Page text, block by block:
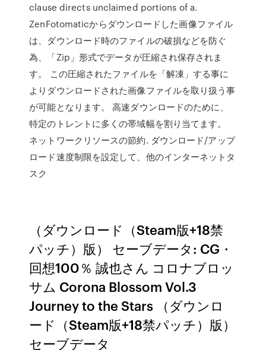
clause directs unclaimed portions of a.
ZenFotomaticからダウンロードした画像ファイル
は、ダウンロード時のファイルの破損などを防ぐ
為、「Zip」形式でデータが圧縮され保存されま
す。 この圧縮されたファイルを「解凍」する事に
よりダウンロードされた画像ファイルを取り扱う事
が可能となります。 高速ダウンロードのために、
特定のトレントに多くの帯域幅を割り当てます。
ネットワークリソースの節約. ダウンロード/アップ
ロード速度制限を設定して、他のインターネットタ
スク
（ダウンロード（Steam版+18禁
パッチ）版） セーブデータ: CG・
回想100％ 誠也さん コロナブロッ
サム Corona Blossom Vol.3
Journey to the Stars （ダウンロ
ード（Steam版+18禁パッチ）版）
セーブデータ